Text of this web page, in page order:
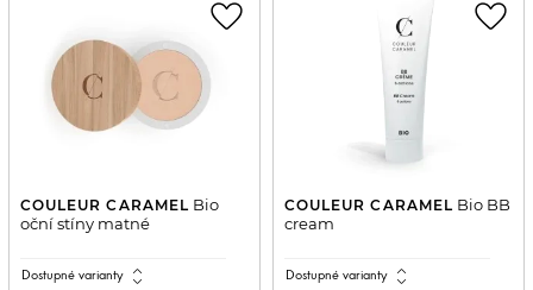
COULEUR CARAMEL Bio
oční stíny matné
Dostupné varianty expand_all
favorite_border
COULEUR CARAMEL Bio BB
cream
Dostupné varianty expand_all
favorite_border